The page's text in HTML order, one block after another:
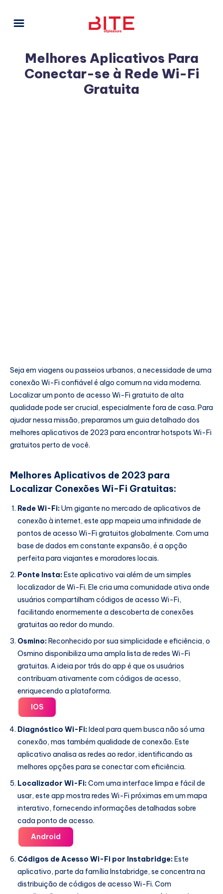
Melhores Aplicativos Para
Conectar-se à Rede Wi-Fi
Gratuita
Seja em viagens ou passeios urbanos, a necessidade de uma
conexão Wi-Fi confiável é algo comum na vida moderna.
Localizar um ponto de acesso Wi-Fi gratuito de alta
qualidade pode ser crucial, especialmente fora de casa. Para
ajudar nessa missão, preparamos um guia detalhado dos
melhores aplicativos de 2023 para encontrar hotspots Wi-Fi
gratuitos perto de você.
Melhores Aplicativos de 2023 para
Localizar Conexões Wi-Fi Gratuitas:
Rede Wi-Fi:Um gigante no mercado de aplicativos de
conexão à internet, este app mapeia uma infinidade de
pontos de acesso Wi-Fi gratuitos globalmente. Com uma
base de dados em constante expansão, é a opção
perfeita para viajantes e moradores locais.
Ponte Insta:Este aplicativo vai além de um simples
localizador de Wi-Fi. Ele cria uma comunidade ativa onde
usuários compartilham códigos de acesso Wi-Fi,
facilitando enormemente a descoberta de conexões
gratuitas ao redor do mundo.
Osmino:Reconhecido por sua simplicidade e eficiência, o
Osmino disponibiliza uma ampla lista de redes Wi-Fi
gratuitas. A ideia por trás do app é que os usuários
contribuam ativamente com códigos de acesso,
enriquecendo a plataforma.
IOS
Diagnóstico Wi-Fi:Ideal para quem busca não só uma
conexão, mas também qualidade de conexão. Este
aplicativo analisa as redes ao redor, identificando as
melhores opções para se conectar com eficiência.
Localizador Wi-Fi:Com uma interface limpa e fácil de
usar, este app mostra redes Wi-Fi próximas em um mapa
interativo, fornecendo informações detalhadas sobre
cada ponto de acesso.
Android
Códigos de Acesso Wi-Fi por Instabridge:Este
aplicativo, parte da família Instabridge, se concentra na
distribuição de códigos de acesso Wi-Fi. Com